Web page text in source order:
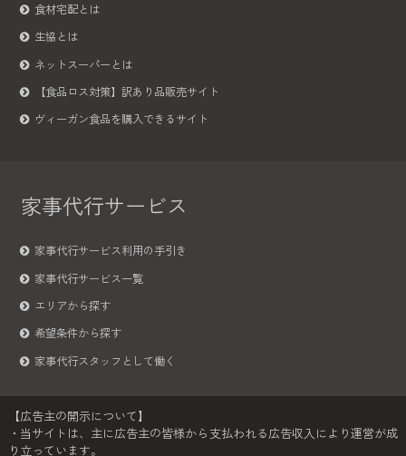
食材宅配とは
生協とは
ネットスーパーとは
【食品ロス対策】訳あり品販売サイト
ヴィーガン食品を購入できるサイト
家事代行サービス
家事代行サービス利用の手引き
家事代行サービス一覧
エリアから探す
希望条件から探す
家事代行スタッフとして働く
【広告主の開示について】
・当サイトは、主に広告主の皆様から支払われる広告収入により運営が成
り立っています。